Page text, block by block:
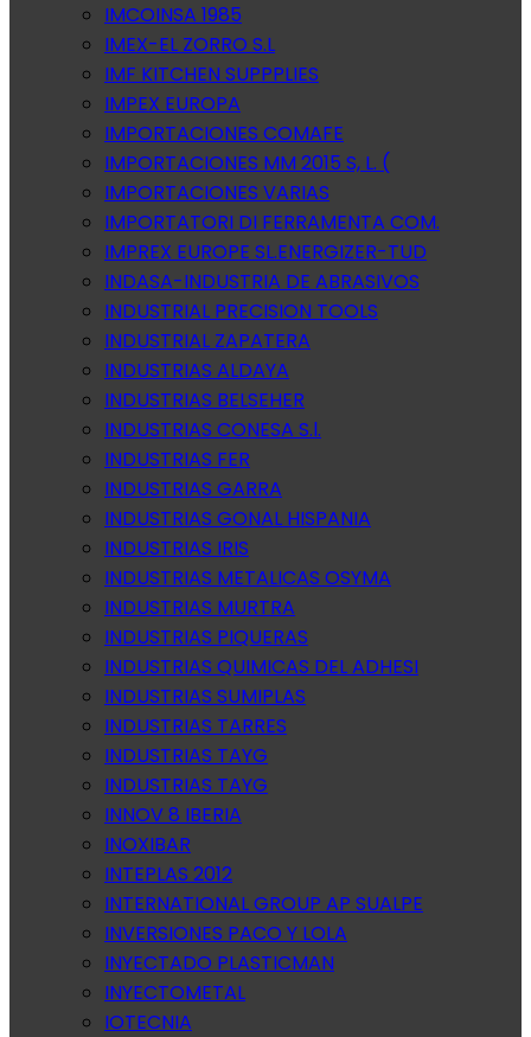
IMCOINSA 1985
IMEX-EL ZORRO S.L
IMF KITCHEN SUPPPLIES
IMPEX EUROPA
IMPORTACIONES COMAFE
IMPORTACIONES MM 2015 S, L. (
IMPORTACIONES VARIAS
IMPORTATORI DI FERRAMENTA COM.
IMPREX EUROPE SL.ENERGIZER-TUD
INDASA-INDUSTRIA DE ABRASIVOS
INDUSTRIAL PRECISION TOOLS
INDUSTRIAL ZAPATERA
INDUSTRIAS ALDAYA
INDUSTRIAS BELSEHER
INDUSTRIAS CONESA S.l.
INDUSTRIAS FER
INDUSTRIAS GARRA
INDUSTRIAS GONAL HISPANIA
INDUSTRIAS IRIS
INDUSTRIAS METALICAS OSYMA
INDUSTRIAS MURTRA
INDUSTRIAS PIQUERAS
INDUSTRIAS QUIMICAS DEL ADHESI
INDUSTRIAS SUMIPLAS
INDUSTRIAS TARRES
INDUSTRIAS TAYG
INDUSTRIAS TAYG
INNOV 8 IBERIA
INOXIBAR
INTEPLAS 2012
INTERNATIONAL GROUP AP SUALPE
INVERSIONES PACO Y LOLA
INYECTADO PLASTICMAN
INYECTOMETAL
IOTECNIA